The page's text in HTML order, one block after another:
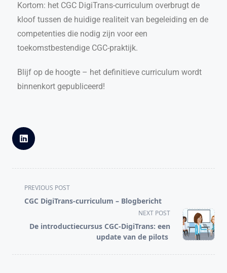
Kortom: het CGC DigiTrans-curriculum overbrugt de
kloof tussen de huidige realiteit van begeleiding en de
competenties die nodig zijn voor een
toekomstbestendige CGC-praktijk.
Blijf op de hoogte – het definitieve curriculum wordt
binnenkort gepubliceerd!
PREVIOUS POST
CGC DigiTrans-curriculum – Blogbericht
NEXT POST
De introductiecursus CGC-DigiTrans: een
update van de pilots